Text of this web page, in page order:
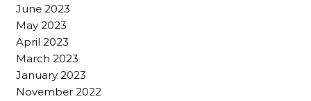
June 2023
May 2023
April 2023
March 2023
January 2023
November 2022